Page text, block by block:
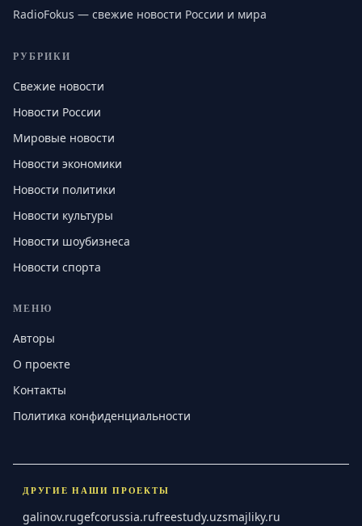
RadioFokus — свежие новости России и мира
РУБРИКИ
Свежие новости
Новости России
Мировые новости
Новости экономики
Новости политики
Новости культуры
Новости шоубизнеса
Новости спорта
МЕНЮ
Авторы
О проекте
Контакты
Политика конфиденциальности
ДРУГИЕ НАШИ ПРОЕКТЫ
galinov.rugefcorussia.rufreestudy.uzsmajliky.ru